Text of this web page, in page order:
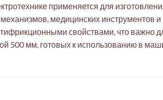
применяется для
медицинских
свойствами, что важно
500 мм, готовых к использованию в